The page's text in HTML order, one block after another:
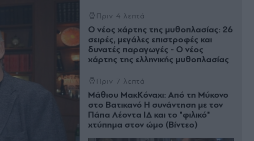
Πριν 4 λεπτά
Ο νέος χάρτης της μυθοπλασίας: 26
σειρές, μεγάλες επιστροφές και
δυνατές παραγωγές - Ο νέος
χάρτης της ελληνικής μυθοπλασίας
Πριν 7 λεπτά
Μάθιου ΜακΚόναχι: Από τη Μύκονο
στο Βατικανό Η συνάντηση με τον
Πάπα Λέοντα ΙΔ και το "φιλικό"
χτύπημα στον ώμο (Βίντεο)